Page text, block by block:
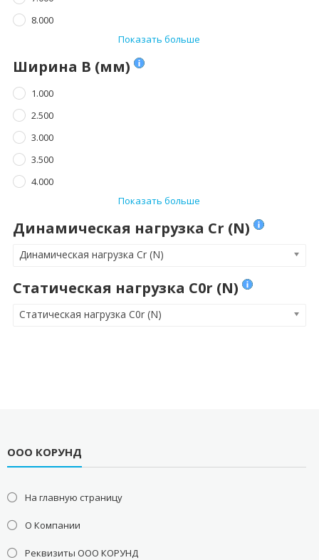
8.000
Показать больше
Ширина B (мм)
1.000
2.500
3.000
3.500
4.000
Показать больше
Динамическая нагрузка Cr (N)
Динамическая нагрузка Cr (N)
Статическая нагрузка C0r (N)
Статическая нагрузка C0r (N)
ООО КОРУНД
На главную страницу
О Компании
Реквизиты ООО КОРУНД